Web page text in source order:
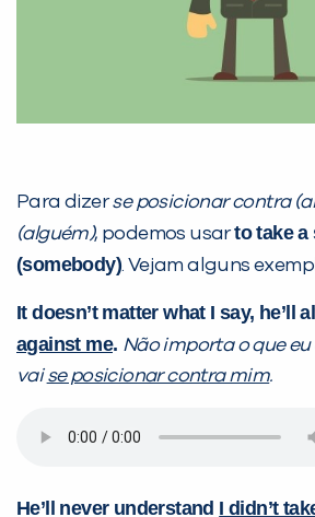
Para dizerse posicionar contra
(alguém), podemos usarto take a
(somebody). Vejam alguns
It doesn’t matter what I say, he’ll
against me. Não importa o que eu
vaise posicionar contra mim.
He’ll never understand I didn’t